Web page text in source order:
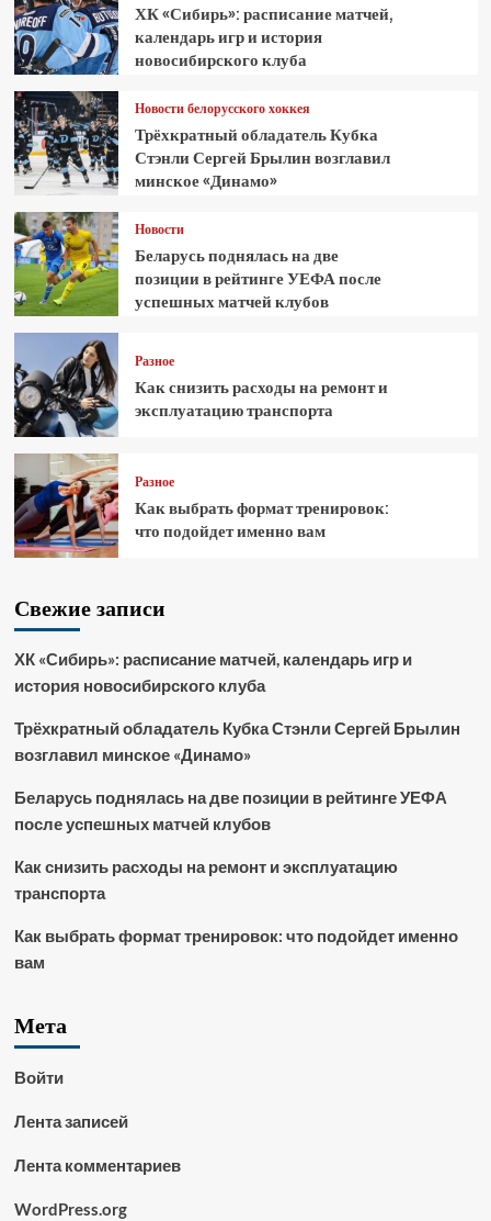
ХК «Сибирь»: расписание матчей,
календарь игр и история
новосибирского клуба
Новости белорусского хоккея
Трёхкратный обладатель Кубка
Стэнли Сергей Брылин возглавил
минское «Динамо»
Новости
Беларусь поднялась на две
позиции в рейтинге УЕФА после
успешных матчей клубов
Разное
Как снизить расходы на ремонт и
эксплуатацию транспорта
Разное
Как выбрать формат тренировок:
что подойдет именно вам
Свежие записи
ХК «Сибирь»: расписание матчей, календарь игр и
история новосибирского клуба
Трёхкратный обладатель Кубка Стэнли Сергей Брылин
возглавил минское «Динамо»
Беларусь поднялась на две позиции в рейтинге УЕФА
после успешных матчей клубов
Как снизить расходы на ремонт и эксплуатацию
транспорта
Как выбрать формат тренировок: что подойдет именно
вам
Мета
Войти
Лента записей
Лента комментариев
WordPress.org